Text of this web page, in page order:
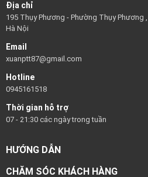
Địa chỉ
195 Thụy Phương - Phường Thụy Phương
Hà Nội
Email
xuanptt87@gmail.com
Hotline
0945161518
Thời gian hỗ trợ
07 - 21:30 các ngày trong tuần
HƯỚNG DẪN
CHĂM SÓC KHÁCH HÀNG